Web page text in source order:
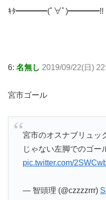
ｷﾀ━━━━(ﾟ∀ﾟ)━━━━!!
6: 名無し 2019/09/22(日)
宮市ゴール
宮市のオスナブリュッ
じゃない左脚でのゴー
pic.twitter.com/
— 智頭理 (@czzzzrrr)